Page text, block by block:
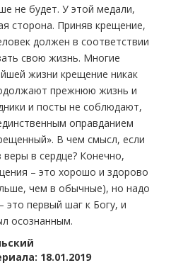
не будет. У этой медали,
сторона. Приняв крещение,
должен в соответствии
свою жизнь. Многие
жизни крещение никак
прежнюю жизнь и
и посты не соблюдают,
оправданием
В чем смысл, если
в сердце? Конечно,
– это хорошо и здорово
чем в обычные), но надо
первый шаг к Богу, и
осознанным.
18.01.2019